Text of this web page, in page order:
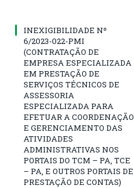
INEXIGIBILIDADE Nº
6/2023-022-PMI
(CONTRATAÇÃO DE
EMPRESA ESPECIALIZADA
EM PRESTAÇÃO DE
SERVIÇOS TÉCNICOS DE
ASSESSORIA
ESPECIALIZADA PARA
EFETUAR A COORDENAÇÃO
E GERENCIAMENTO DAS
ATIVIDADES
ADMINISTRATIVAS NOS
PORTAIS DO TCM – PA, TCE
– PA, E OUTROS PORTAIS DE
PRESTAÇÃO DE CONTAS)